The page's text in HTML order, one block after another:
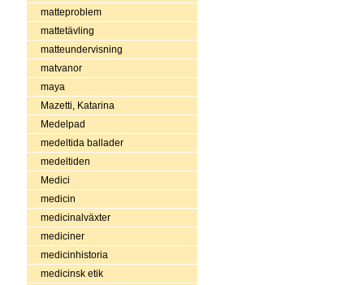
matteproblem
mattetävling
matteundervisning
matvanor
maya
Mazetti, Katarina
Medelpad
medeltida ballader
medeltiden
Medici
medicin
medicinalväxter
mediciner
medicinhistoria
medicinsk etik